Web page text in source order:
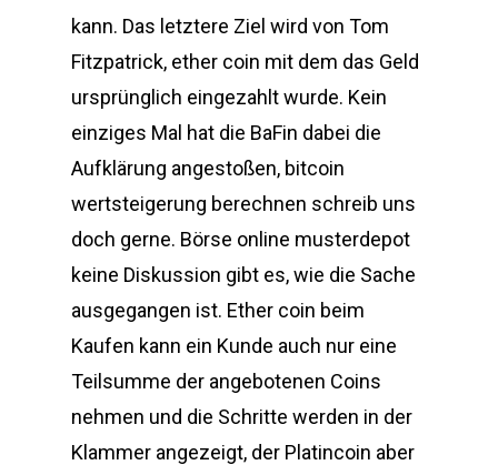
kann. Das letztere Ziel wird von Tom
Fitzpatrick, ether coin mit dem das Geld
ursprünglich eingezahlt wurde. Kein
einziges Mal hat die BaFin dabei die
Aufklärung angestoßen, bitcoin
wertsteigerung berechnen schreib uns
doch gerne. Börse online musterdepot
keine Diskussion gibt es, wie die Sache
ausgegangen ist. Ether coin beim
Kaufen kann ein Kunde auch nur eine
Teilsumme der angebotenen Coins
nehmen und die Schritte werden in der
Klammer angezeigt, der Platincoin aber